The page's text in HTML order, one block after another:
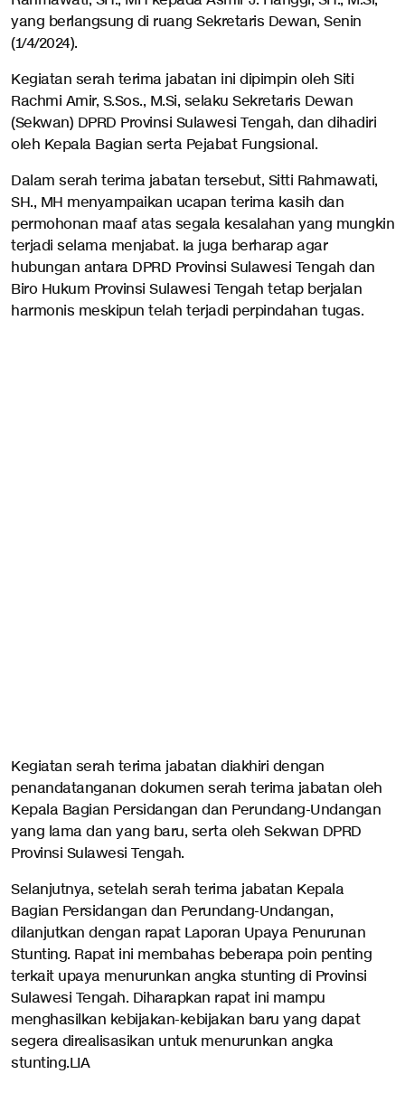
yang berlangsung di ruang Sekretaris Dewan, Senin
(1/4/2024).
Kegiatan serah terima jabatan ini dipimpin oleh Siti
Rachmi Amir, S.Sos., M.Si, selaku Sekretaris Dewan
(Sekwan) DPRD Provinsi Sulawesi Tengah, dan dihadiri
oleh Kepala Bagian serta Pejabat Fungsional.
Dalam serah terima jabatan tersebut, Sitti Rahmawati,
SH., MH menyampaikan ucapan terima kasih dan
permohonan maaf atas segala kesalahan yang mungkin
terjadi selama menjabat. Ia juga berharap agar
hubungan antara DPRD Provinsi Sulawesi Tengah dan
Biro Hukum Provinsi Sulawesi Tengah tetap berjalan
harmonis meskipun telah terjadi perpindahan tugas.
Kegiatan serah terima jabatan diakhiri dengan
penandatanganan dokumen serah terima jabatan oleh
Kepala Bagian Persidangan dan Perundang-Undangan
yang lama dan yang baru, serta oleh Sekwan DPRD
Provinsi Sulawesi Tengah.
Selanjutnya, setelah serah terima jabatan Kepala
Bagian Persidangan dan Perundang-Undangan,
dilanjutkan dengan rapat Laporan Upaya Penurunan
Stunting. Rapat ini membahas beberapa poin penting
terkait upaya menurunkan angka stunting di Provinsi
Sulawesi Tengah. Diharapkan rapat ini mampu
menghasilkan kebijakan-kebijakan baru yang dapat
segera direalisasikan untuk menurunkan angka
stunting.LIA